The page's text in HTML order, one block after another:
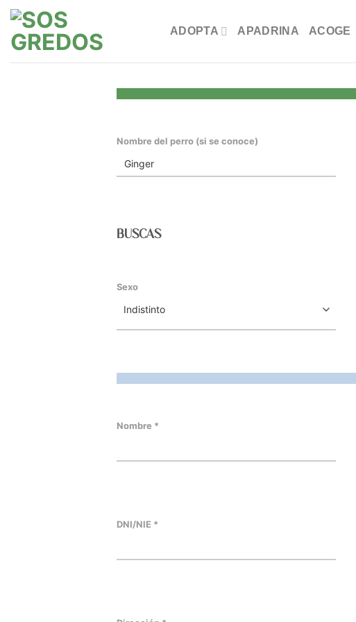
Saltar
contenido
ADOPTA APADRINA ACOGE
Nombre del perro (si se conoce)
BUSCAS
Sexo
Nombre *
DNI/NIE *